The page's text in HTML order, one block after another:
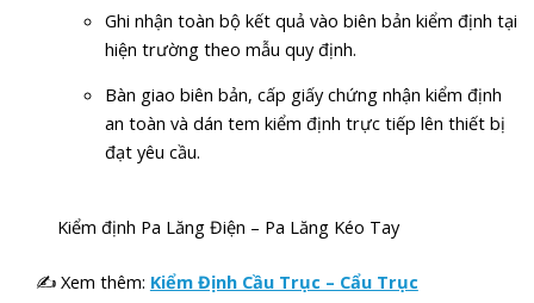
Ghi nhận toàn bộ kết quả vào biên bản kiểm định tại
hiện trường theo mẫu quy định.
Bàn giao biên bản, cấp giấy chứng nhận kiểm định
an toàn và dán tem kiểm định trực tiếp lên thiết bị
đạt yêu cầu.
Kiểm định Pa Lăng Điện – Pa Lăng Kéo Tay
✍ Xem thêm: Kiểm Định Cầu Trục – Cẩu Trục